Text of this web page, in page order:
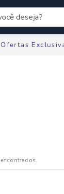
deseja?
Ofertas
mais buscados
integral